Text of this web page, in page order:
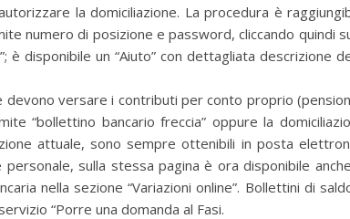
la domiciliazione. La procedura è
numero di posizione e password, cliccando quindi
disponibile un “Aiuto” con dettagliata descrizione
devono versare i contributi per conto proprio
“bollettino bancario freccia” oppure la
attuale, sono sempre ottenibili in posta
sulla stessa pagina è ora disponibile
nella sezione “Variazioni online”. Bollettini di
“Porre una domanda al Fasi.